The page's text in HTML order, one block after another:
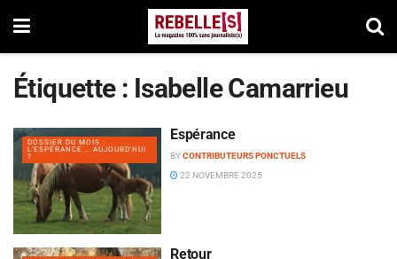
Étiquette : Isabelle Camarrieu
DOSSIER DU MOIS :
L'ESPÉRANCE... AUJOURD'HUI
?
Espérance
BYCONTRIBUTEURS PONCTUELS
22 NOVEMBRE 2025
Retour